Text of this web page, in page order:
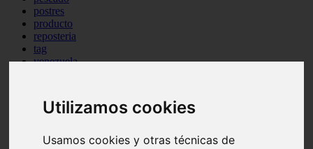
Utilizamos cookies
Usamos cookies y otras técnicas de
postres
producto
reposteria
tag
venezuela
Madrid - pozuelo-de-alarcón
Teruel - sarrión
Illes-balears - inca